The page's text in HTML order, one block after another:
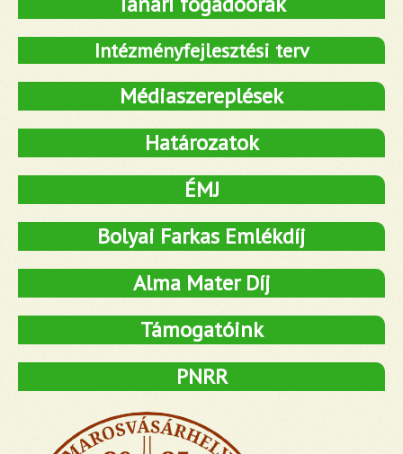
Intézményfejlesztési terv
Médiaszereplések
Határozatok
ÉMJ
Bolyai Farkas Emlékdíj
Alma Mater Díj
Támogatóink
PNRR